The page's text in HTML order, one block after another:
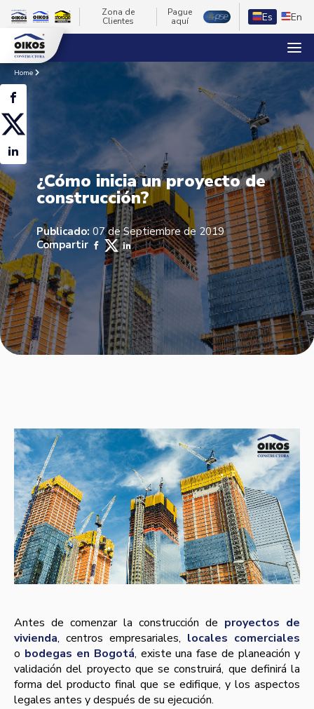
Zona de
Clientes
Pague
aquí
Es En
Home
¿Cómo inicia un proyecto de
construcción?
Publicado: 07 de Septiembre de 2019
Compartir
Antes de comenzar la construcción de proyectos de
vivienda, centros empresariales, locales comerciales
o bodegas en Bogotá, existe una fase de planeación y
validación del proyecto que se construirá, que definirá la
forma del producto final que se edifique, y los aspectos
legales antes y después de su ejecución.